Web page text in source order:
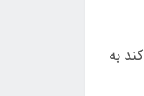
به